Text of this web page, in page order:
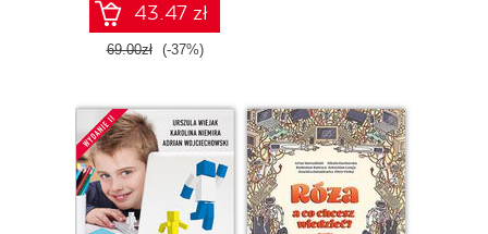
43.47 zł
69.00zł (-37%)